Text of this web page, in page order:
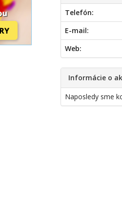
Telefón:
E-mail:
Web:
Informácie o
Naposledy sme